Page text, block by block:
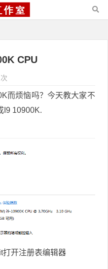
CPU
而烦恼吗？今天教大家不
I9 10900K.
打开注册表编辑器